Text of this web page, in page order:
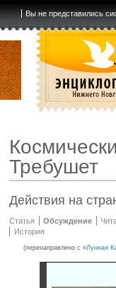
Вы не представились
Требушет
Действия на
Статья Обсуждение
История
(перенаправлено с «Лунная